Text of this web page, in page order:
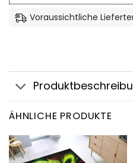
Voraussichtliche
ÄHNLICHE PRODUKTE